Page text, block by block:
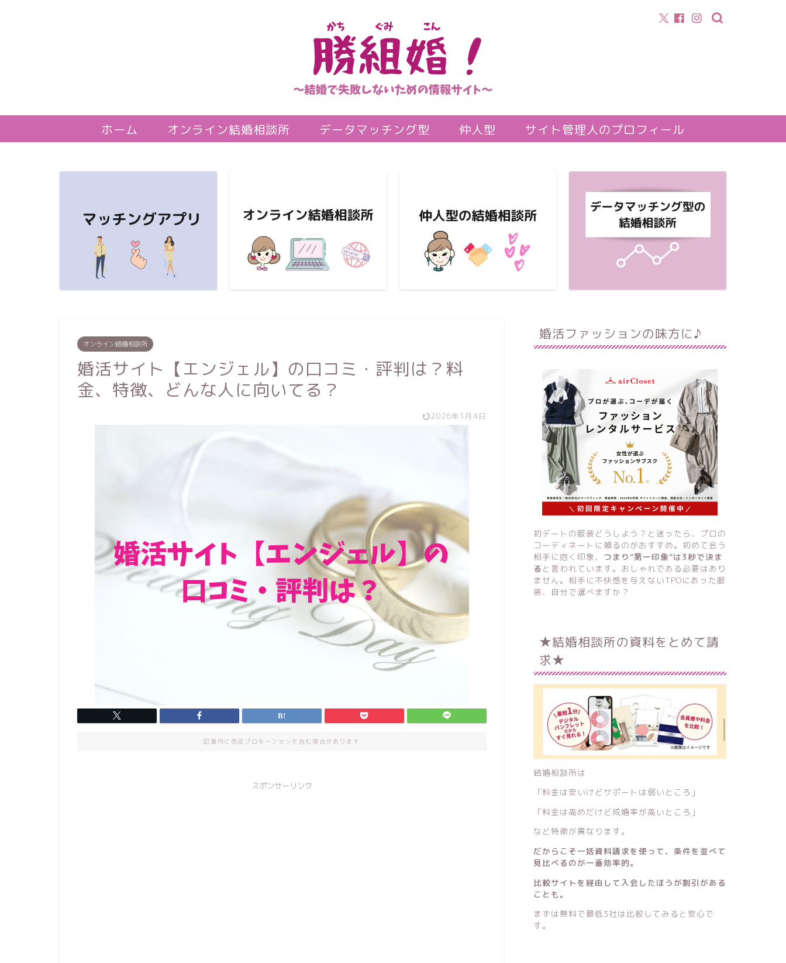
ホーム オンライン結婚相談所 データマッチング型 仲人型 サイト管理人のプロフィール
オンライン結婚相談所
婚活サイト【エンジェル】の口コミ・評判は？料
金、特徴、どんな人に向いてる？
2026年1月4日
記事内に商品プロモーションを含む場合があります
スポンサーリンク
婚活ファッションの味方に♪
初デートの服装どうしよう？と迷ったら、プロの
コーディネートに頼るのがおすすめ。初めて会う
相手に抱く印象、 つまり“第一印象”は3秒で決ま
る と言われています。おしゃれである必要はあり
ません。相手に不快感を与えないTPOにあった服
装、自分で選べますか？
★結婚相談所の資料をとめて請
求★
結婚相談所は
「料金は安いけどサポートは弱いところ」
「料金は高めだけど成婚率が高いところ」
など特徴が異なります。
だからこそ一括資料請求を使って、条件を並べて
見比べるのが一番効率的。
比較サイトを経由して入会したほうが割引がある
ことも。
まずは無料で最低3社は比較してみると安心で
す。